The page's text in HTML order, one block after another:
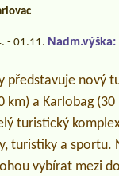
- 01.11. Nadm.výška:
představuje nový
km) a Karlobag
turistický
turistiky a sportu.
vybírat mezi